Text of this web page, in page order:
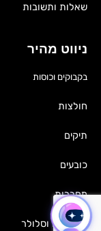
ניווט מהיר
בקבוקים וכוסות
חולצות
תיקים
כובעים
מחברות
גאדג'טים וסלולר
שאלות ותשובות